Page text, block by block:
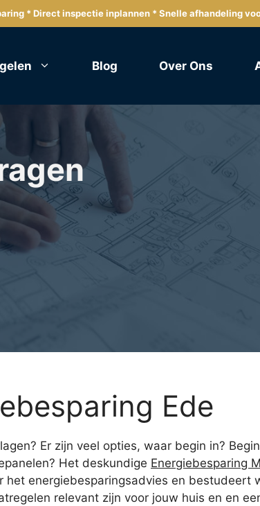
* Direct inspectie inplannen * Snelle afhandeling
Blog Over Ons
Ede
Er zijn veel opties, waar begin in?
Het deskundige Energiebesparing
energiebesparingsadvies en bestudeert
relevant zijn voor jouw huis en en